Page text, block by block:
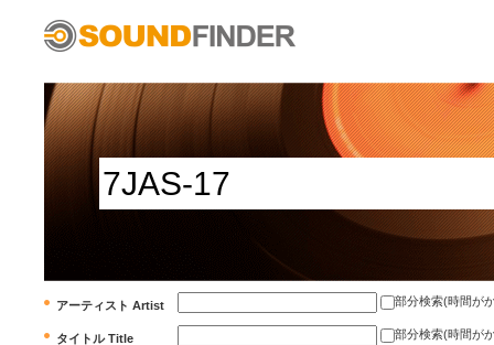
アーティスト Artist 部分検索(時間が
タイトル Title 部分検索(時間が